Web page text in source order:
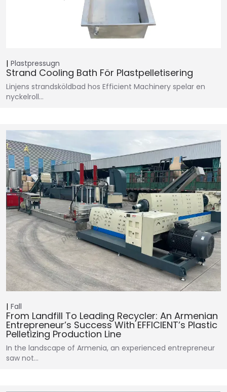
Plastpressugn
Strand Cooling Bath För Plastpelletisering
Linjens strandsköldbad hos Efficient Machinery spelar en
nyckelroll…
Fall
From Landfill To Leading Recycler: An Armenian
Entrepreneur’s Success With EFFICIENT’s Plastic
Pelletizing Production Line
In the landscape of Armenia, an experienced entrepreneur
saw not…